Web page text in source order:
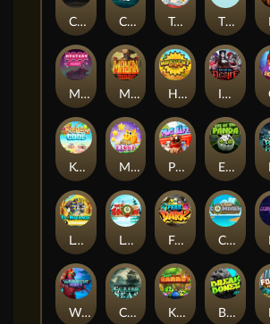
Chaos Crew Cubes 2 Tai The Toad The Respinners
Mystery Motel Mayan Stackways Harvest Wilds Immortal Desire
Keep 'em Cool Magic Piggy Pug Life Eye of the Panda
Le Pharaoh Let It Snow Fear the Dark Cash Compass
Warrior Ways Cursed Seas King Carrot Break Bones